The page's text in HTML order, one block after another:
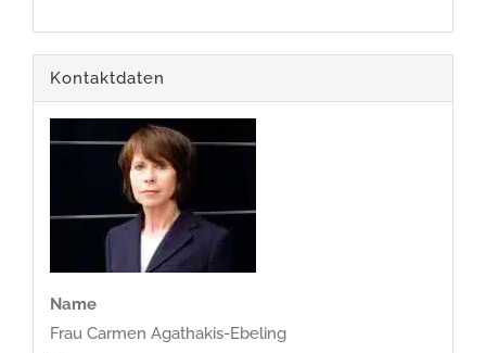
Kontaktdaten
Name
Frau Carmen Agathakis-Ebeling